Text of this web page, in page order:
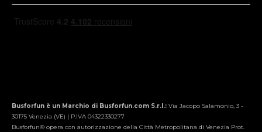
Busforfun è un Marchio di Busforfun.com S.r.l.: Via Jacopo Salamonio, 3 -
30175 Venezia (VE) | P.IVA 04322330277
Busforfun® opera con autorizzazione della Città Metropolitana di Venezia Prot.